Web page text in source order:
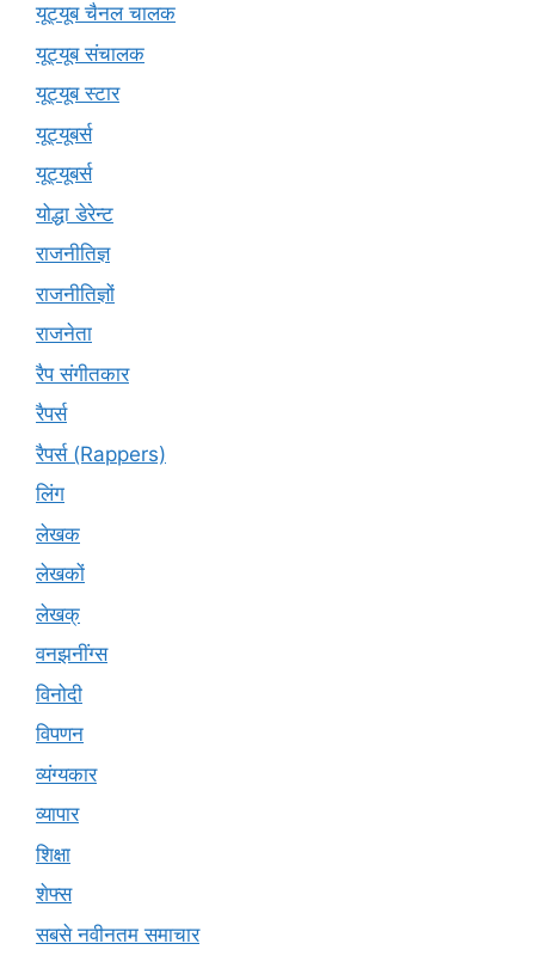
यूट्यूब चैनल चालक
यूट्यूब संचालक
यूट्यूब स्टार
यूट्यूबर्स
यूट्‍यूबर्स
योद्धा डेरेन्ट
राजनीतिज्ञ
राजनीतिज्ञों
राजनेता
रैप संगीतकार
रैपर्स
रैपर्स (Rappers)
लिंग
लेखक
लेखकों
लेखक्
वनझनींग्स
विनोदी
विपणन
व्यंग्यकार
व्यापार
शिक्षा
शेफ्स
सबसे नवीनतम समाचार